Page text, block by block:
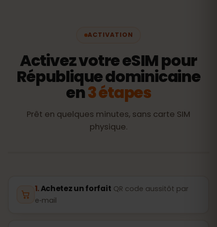
ACTIVATION
Activez votre eSIM pour
République dominicaine
en3 étapes
Prêt en quelques minutes, sans carte SIM
physique.
Achetez un forfait QR code aussitôt par
e‑mail